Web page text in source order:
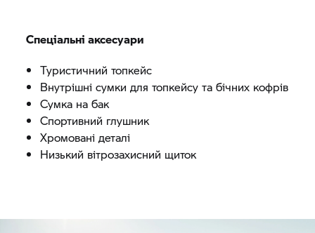
Спеціальні аксесуари
Туристичний топкейс
Внутрішні сумки для топкейсу та бічних кофрів
Сумка на бак
Спортивний глушник
Хромовані деталі
Низький вітрозахисний щиток